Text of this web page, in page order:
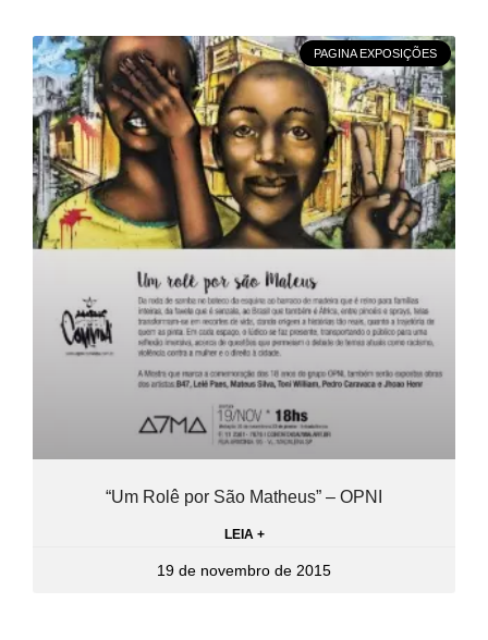
PAGINA EXPOSIÇÕES
“Um Rolê por São Matheus” – OPNI
LEIA +
19 de novembro de 2015